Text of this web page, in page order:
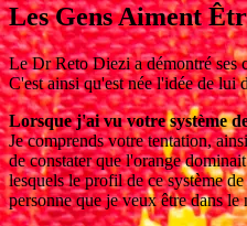
Les Gens Aiment
Le Dr Reto Diezi a démontré ses
C'est ainsi qu'est née l'idée de lui
Lorsque j'ai vu votre système
Je comprends votre tentation,
de constater que l'orange
lesquels le profil de ce système
personne que je veux être dans le